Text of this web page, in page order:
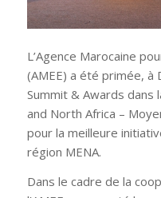
L’Agence Marocaine
(AMEE) a été primée,
Summit & Awards dans
and North Africa –
pour la meilleure
région MENA.
Dans le cadre de la